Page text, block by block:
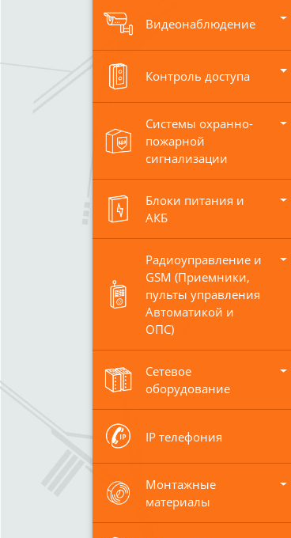
Видеонаблюдение
Контроль доступа
Системы охранно-
пожарной
сигнализации
Блоки питания и
АКБ
Радиоуправление и
GSM (Приемники,
пульты управления
Автоматикой и
ОПС)
Сетевое
оборудование
IP телефония
Монтажные
материалы